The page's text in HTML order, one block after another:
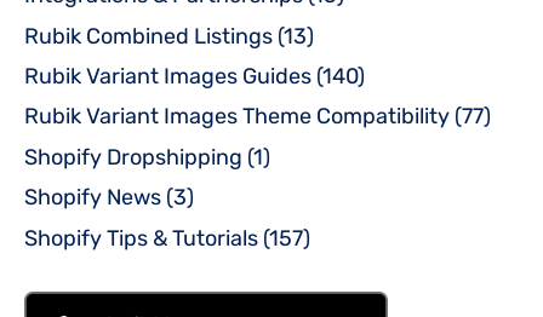
Rubik Combined Listings (13)
Rubik Variant Images Guides (140)
Rubik Variant Images Theme Compatibility (77)
Shopify Dropshipping (1)
Shopify News (3)
Shopify Tips & Tutorials (157)